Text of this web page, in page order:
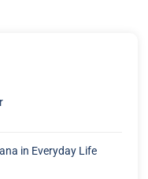
in Everyday Life